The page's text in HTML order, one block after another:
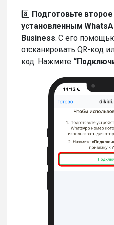
8️⃣ Подготовьте
установленным
Business. С его
отсканировать QR-код
код. Нажмите